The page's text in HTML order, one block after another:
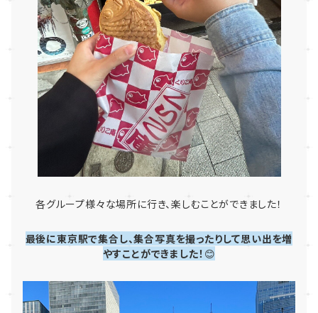
各グループ様々な場所に行き、楽しむことができました！
最後に東京駅で集合し、集合写真を撮ったりして思い出を増
やすことができました！ 😊